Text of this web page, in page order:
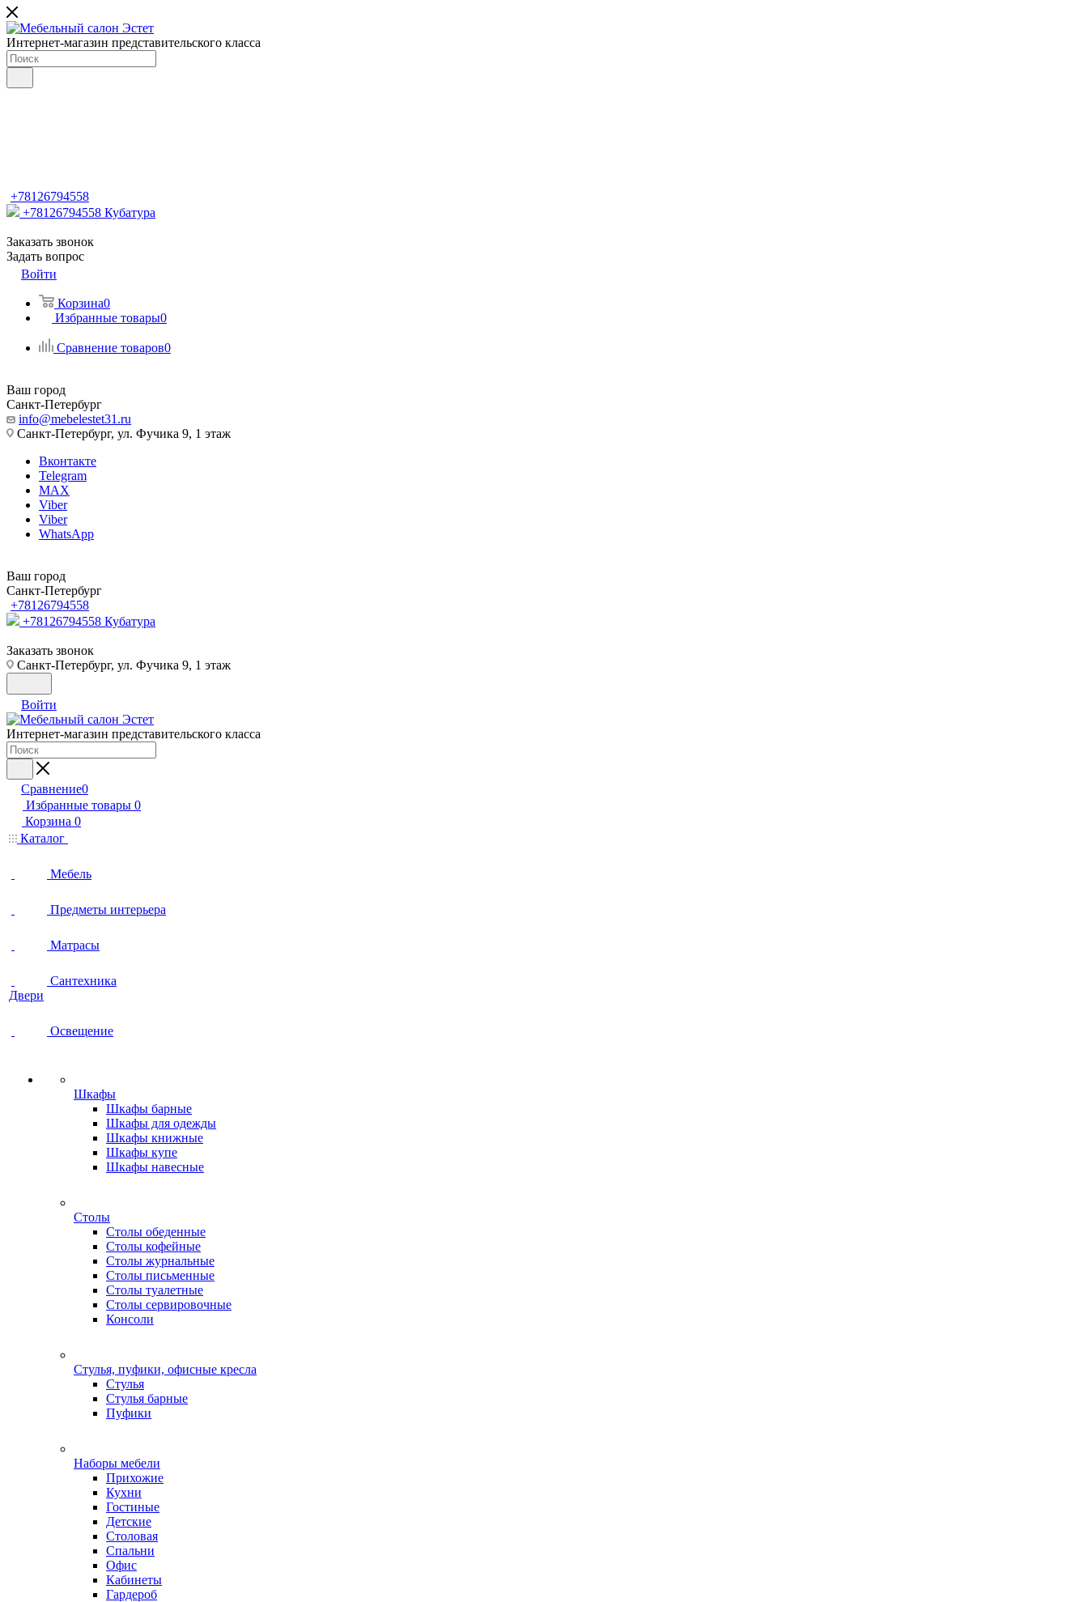
Интернет-магазин представительского класса
+78126794558
+78126794558 Кубатура
Заказать звонок
Задать вопрос
Войти
Корзина0
Избранные товары0
Сравнение товаров0
Ваш город
Санкт-Петербург
info@mebelestet31.ru
Санкт-Петербург, ул. Фучика 9, 1 этаж
Вконтакте
Telegram
MAX
Viber
Viber
WhatsApp
Ваш город
Санкт-Петербург
+78126794558
+78126794558 Кубатура
Заказать звонок
Санкт-Петербург, ул. Фучика 9, 1 этаж
Войти
Интернет-магазин представительского класса
Сравнение0
Избранные товары 0
Корзина 0
Каталог
Мебель
Предметы интерьера
Матрасы
Сантехника
Двери
Освещение
Шкафы
Шкафы барные
Шкафы для одежды
Шкафы книжные
Шкафы купе
Шкафы навесные
Столы
Столы обеденные
Столы кофейные
Столы журнальные
Столы письменные
Столы туалетные
Столы сервировочные
Консоли
Стулья, пуфики, офисные кресла
Стулья
Стулья барные
Пуфики
Наборы мебели
Прихожие
Кухни
Гостиные
Детские
Столовая
Спальни
Офис
Кабинеты
Гардероб